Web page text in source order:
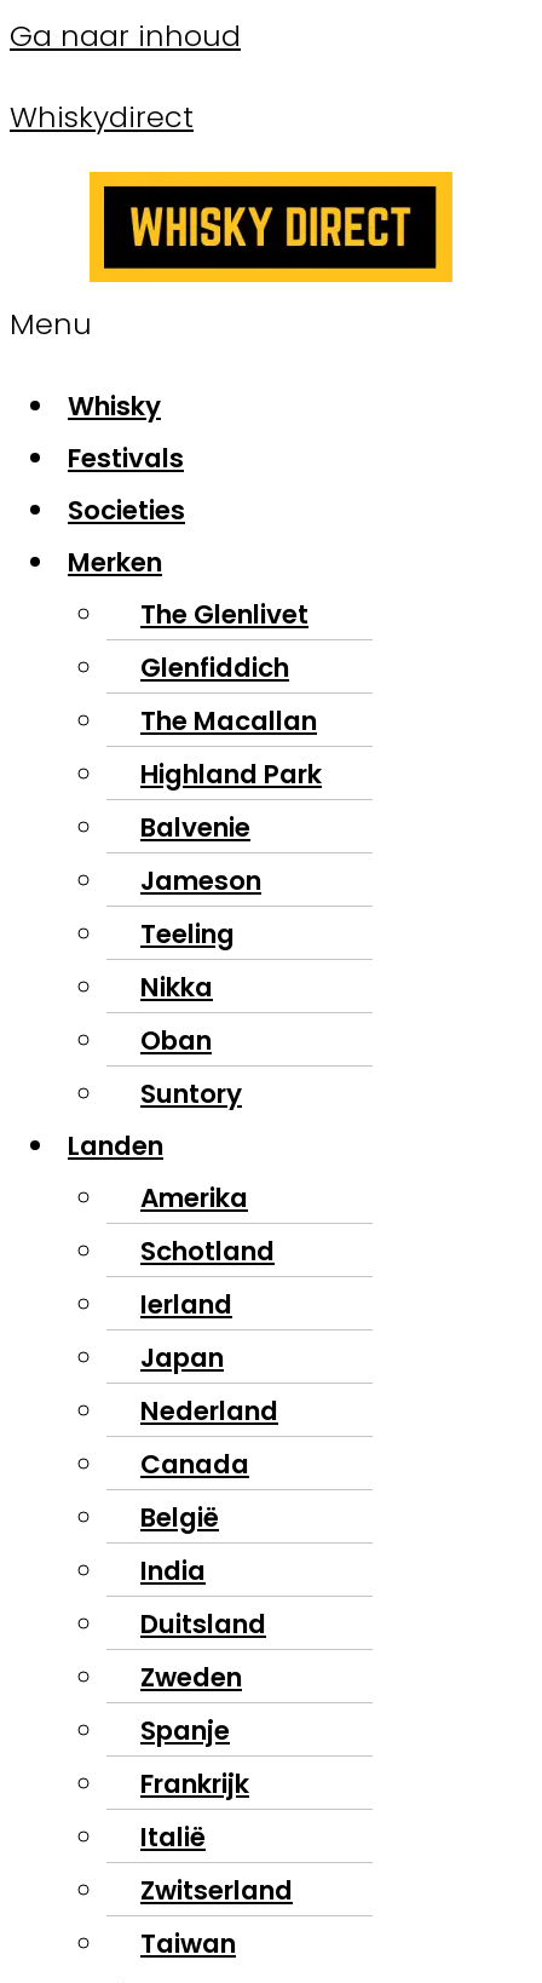
Ga naar inhoud
Whiskydirect
Menu
Whisky
Festivals
Societies
Merken
The Glenlivet
Glenfiddich
The Macallan
Highland Park
Balvenie
Jameson
Teeling
Nikka
Oban
Suntory
Landen
Amerika
Schotland
Ierland
Japan
Nederland
Canada
België
India
Duitsland
Zweden
Spanje
Frankrijk
Italië
Zwitserland
Taiwan